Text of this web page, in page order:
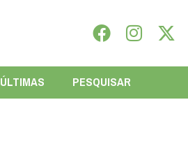
ÚLTIMAS PESQUISAR